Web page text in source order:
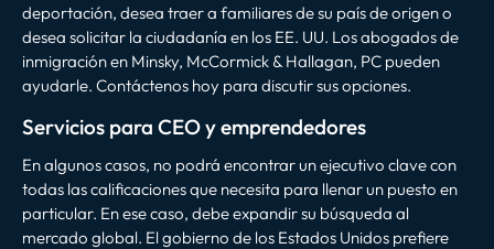
deportación, desea traer a familiares de su país de origen o
desea solicitar la ciudadanía en los EE. UU. Los abogados de
inmigración en Minsky, McCormick & Hallagan, PC pueden
ayudarle. Contáctenos hoy para discutir sus opciones.
Servicios para CEO y emprendedores
En algunos casos, no podrá encontrar un ejecutivo clave con
todas las calificaciones que necesita para llenar un puesto en
particular. En ese caso, debe expandir su búsqueda al
mercado global. El gobierno de los Estados Unidos prefiere